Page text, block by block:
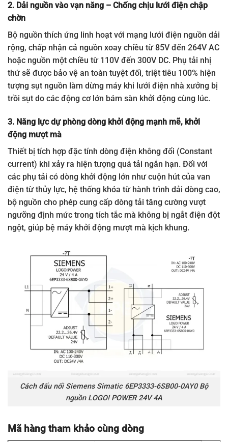
2. Dải nguồn vào vạn năng – Chống chịu lưới điện chập
chờn
Bộ nguồn thích ứng linh hoạt với mạng lưới điện nguồn dải
rộng, chấp nhận cả nguồn xoay chiều từ 85V đến 264V AC
hoặc nguồn một chiều từ 110V đến 300V DC. Phụ tải nhị
thứ sẽ được bảo vệ an toàn tuyệt đối, triệt tiêu 100% hiện
tượng sụt nguồn làm dừng máy khi lưới điện nhà xưởng bị
trồi sụt do các động cơ lớn bám sàn khởi động cùng lúc.
3. Năng lực dự phòng dòng khởi động mạnh mẽ, khởi
động mượt mà
Thiết bị tích hợp đặc tính dòng điện không đổi (Constant
current) khi xảy ra hiện tượng quá tải ngắn hạn. Đối với
các phụ tải có dòng khởi động lớn như cuộn hút của van
điện từ thủy lực, hệ thống khóa từ hành trình dải dòng cao,
bộ nguồn cho phép cung cấp dòng tải tăng cường vượt
ngưỡng định mức trong tích tắc mà không bị ngắt điện đột
ngột, giúp bệ máy khởi động mượt mà kịch khung.
Cách đấu nối Siemens Simatic 6EP3333-6SB00-0AY0 Bộ
nguồn LOGO! POWER 24V 4A
Mã hàng tham khảo cùng dòng